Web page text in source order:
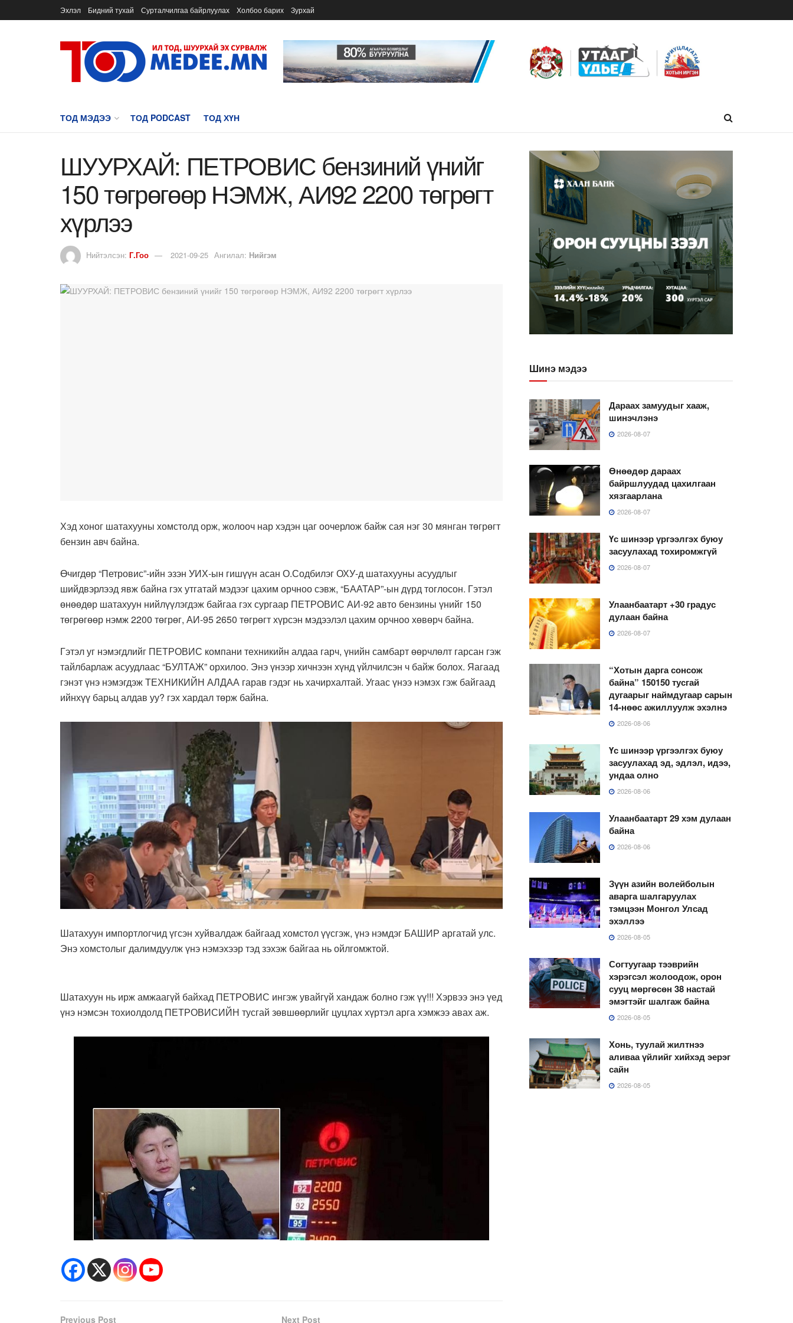
Эхлэл Бидний тухай Сурталчилгаа байрлуулах Холбоо барих Зурхай
ТОД МЭДЭЭ ТОД PODCAST ТОД ХҮН
ШУУРХАЙ: ПЕТРОВИС бензиний үнийг
150 төгрөгөөр НЭМЖ, АИ92 2200 төгрөгт
хүрлээ
Нийтэлсэн: Г.Гоо 2021-09-25 Ангилал: Нийгэм
Хэд хоног шатахууны хомстолд орж, жолооч нар хэдэн цаг оочерлож байж сая нэг 30 мянган төгрөгт
бензин авч байна.
Өчигдөр “Петровис”-ийн эзэн УИХ-ын гишүүн асан О.Содбилэг ОХУ-д шатахууны асуудлыг
шийдвэрлээд явж байна гэх утгатай мэдээг цахим орчноо сэвж, “БААТАР”-ын дүрд тоглосон. Гэтэл
өнөөдөр шатахуун нийлүүлэгдэж байгаа гэх сургаар ПЕТРОВИС АИ-92 авто бензины үнийг 150
төгрөгөөр нэмж 2200 төгрөг, АИ-95 2650 төгрөгт хүрсэн мэдээлэл цахим орчноо хөвөрч байна.
Гэтэл уг нэмэгдлийг ПЕТРОВИС компани техникийн алдаа гарч, үнийн самбарт өөрчлөлт гарсан гэж
тайлбарлаж асуудлаас “БУЛТАЖ” орхилоо. Энэ үнээр хичнээн хүнд үйлчилсэн ч байж болох. Яагаад
гэнэт үнэ нэмэгдэж ТЕХНИКИЙН АЛДАА гарав гэдэг нь хачирхалтай. Угаас үнээ нэмэх гэж байгаад
ийнхүү барьц алдав уу? гэх хардал төрж байна.
Шатахуун импортлогчид үгсэн хуйвалдаж байгаад хомстол үүсгэж, үнэ нэмдэг БАШИР аргатай улс.
Энэ хомстолыг далимдуулж үнэ нэмэхээр тэд зэхэж байгаа нь ойлгомжтой.
Шатахуун нь ирж амжаагүй байхад ПЕТРОВИС ингэж увайгүй хандаж болно гэж үү!!! Хэрвээ энэ үед
үнэ нэмсэн тохиолдолд ПЕТРОВИСИЙН тусгай зөвшөөрлийг цуцлах хүртэл арга хэмжээ авах аж.
Previous Post Next Post
Шинэ мэдээ
Дараах замуудыг хааж,
шинэчлэнэ
2026-08-07
Өнөөдөр дараах
байршлуудад цахилгаан
хязгаарлана
2026-08-07
Үс шинээр үргээлгэх буюу
засуулахад тохиромжгүй
2026-08-07
Улаанбаатарт +30 градус
дулаан байна
2026-08-07
“Хотын дарга сонсож
байна” 150150 тусгай
дугаарыг наймдугаар сарын
14-нөөс ажиллуулж эхэлнэ
2026-08-06
Үс шинээр үргээлгэх буюу
засуулахад эд, эдлэл, идээ,
ундаа олно
2026-08-06
Улаанбаатарт 29 хэм дулаан
байна
2026-08-06
Зүүн азийн волейболын
аварга шалгаруулах
тэмцээн Монгол Улсад
эхэллээ
2026-08-05
Согтуугаар тээврийн
хэрэгсэл жолоодож, орон
сууц мөргөсөн 38 настай
эмэгтэйг шалгаж байна
2026-08-05
Хонь, туулай жилтнээ
аливаа үйлийг хийхэд эерэг
сайн
2026-08-05